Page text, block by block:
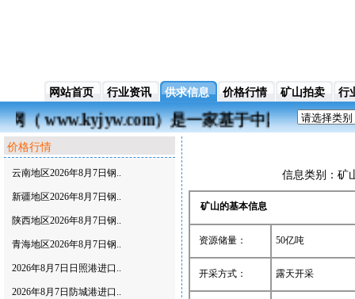
网站首页 行业资讯 供求信息 价格行情 矿山拍卖 行
www.kyjyw.com）是一家基于中国矿业交易、
价格行情
云南地区2026年8月7日钢..
新疆地区2026年8月7日钢..
陕西地区2026年8月7日钢..
青海地区2026年8月7日钢..
2026年8月7日日照港进口..
2026年8月7日防城港进口..
信息类别：
矿山的基本信息
资源储量： 50亿吨
开采方式： 露天开采